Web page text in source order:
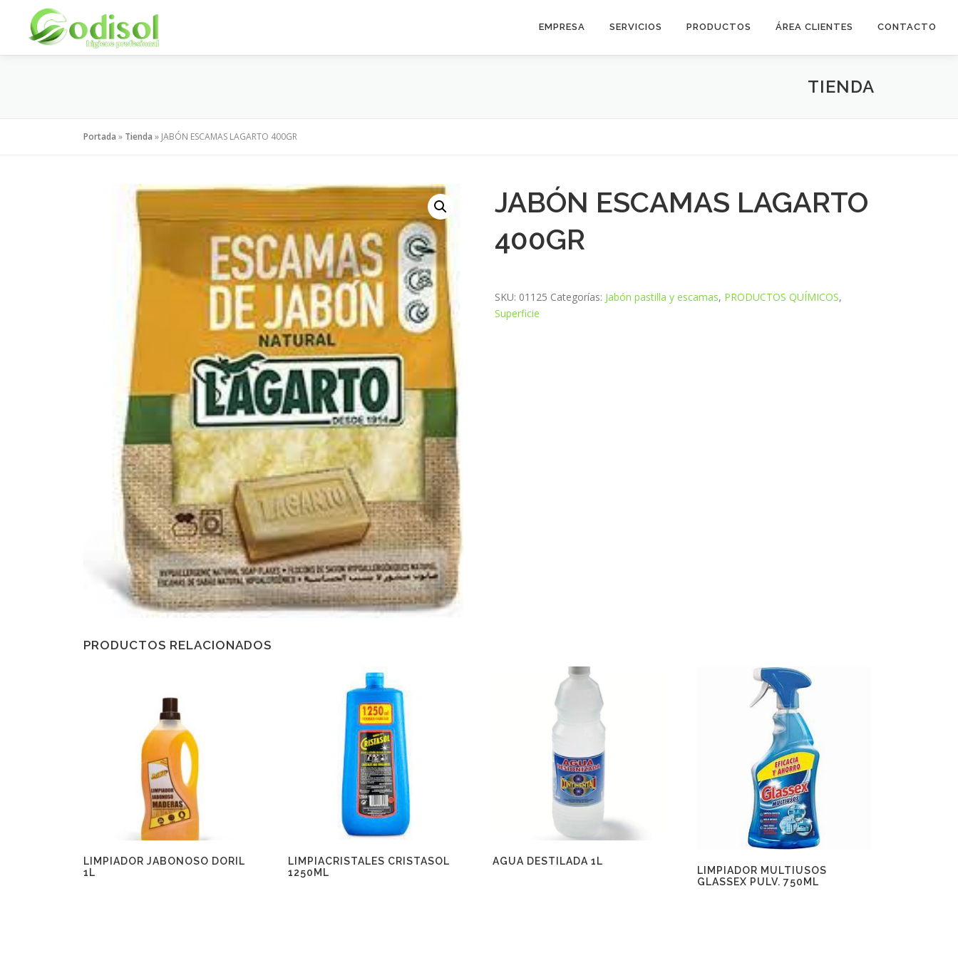
contenido
EMPRESA SERVICIOS PRODUCTOS ÁREA CLIENTES CONTACTO
TIENDA
Portada » Tienda » JABÓN ESCAMAS LAGARTO 400GR
JABÓN ESCAMAS LAGARTO
400GR
SKU: 01125 Categorías: Jabón pastilla y escamas, PRODUCTOS QUÍMICOS,
Superficie
PRODUCTOS RELACIONADOS
LIMPIADOR JABONOSO DORIL
1L
LIMPIACRISTALES CRISTASOL
1250ML
AGUA DESTILADA 1L
LIMPIADOR MULTIUSOS
GLASSEX PULV. 750ML